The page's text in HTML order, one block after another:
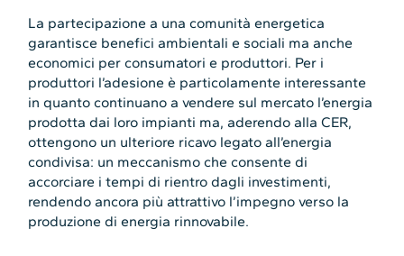
La partecipazione a una comunità energetica
garantisce benefici ambientali e sociali ma anche
economici per consumatori e produttori. Per i
produttori l’adesione è particolamente interessante
in quanto continuano a vendere sul mercato l’energia
prodotta dai loro impianti ma, aderendo alla CER,
ottengono un ulteriore ricavo legato all’energia
condivisa: un meccanismo che consente di
accorciare i tempi di rientro dagli investimenti,
rendendo ancora più attrattivo l’impegno verso la
produzione di energia rinnovabile.